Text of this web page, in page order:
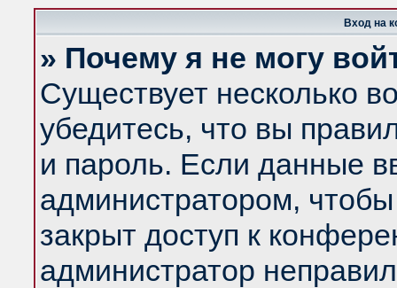
Вход на
» Почему я не могу
Существует несколько
убедитесь, что вы
и пароль. Если данные
администратором,
закрыт доступ к
администратор